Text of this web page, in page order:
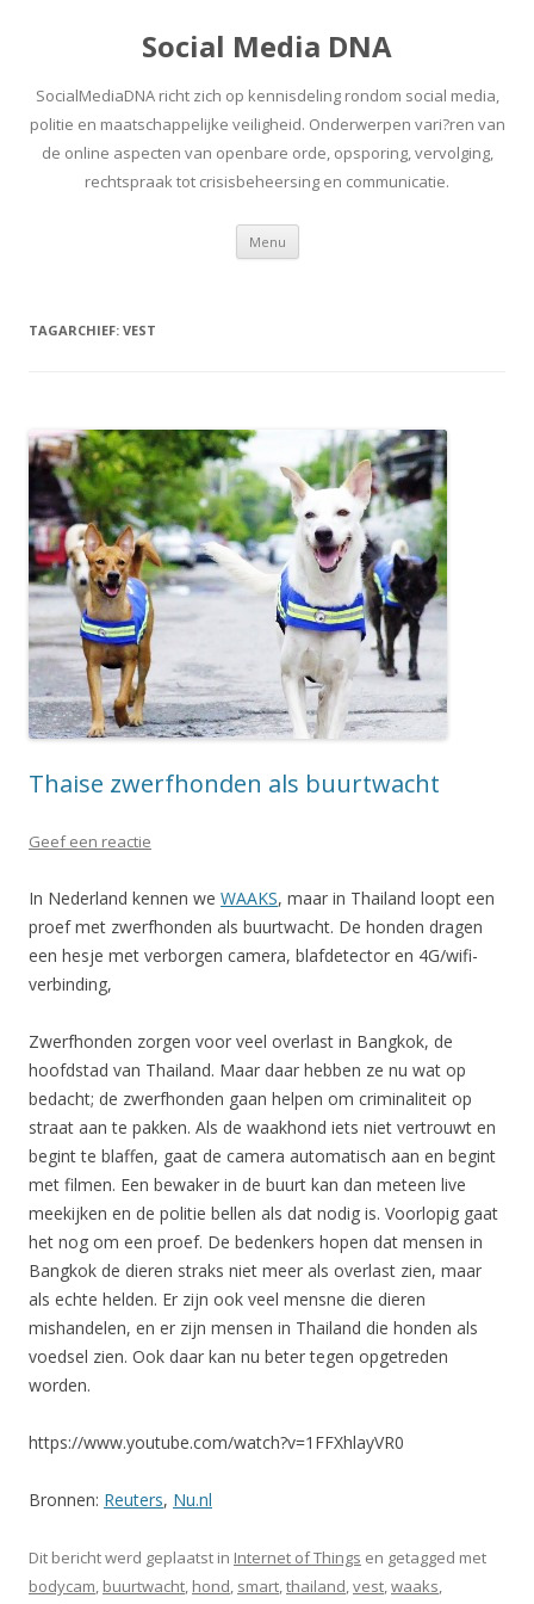
Social Media DNA
SocialMediaDNA richt zich op kennisdeling rondom social media,
politie en maatschappelijke veiligheid. Onderwerpen vari?ren van
de online aspecten van openbare orde, opsporing, vervolging,
rechtspraak tot crisisbeheersing en communicatie.
Menu Spring
inhoud
TAGARCHIEF: VEST
Thaise zwerfhonden als buurtwacht
Geef een reactie
In Nederland kennen we WAAKS, maar in Thailand loopt een
proef met zwerfhonden als buurtwacht. De honden dragen
een hesje met verborgen camera, blafdetector en 4G/wifi-
verbinding,
Zwerfhonden zorgen voor veel overlast in Bangkok, de
hoofdstad van Thailand. Maar daar hebben ze nu wat op
bedacht; de zwerfhonden gaan helpen om criminaliteit op
straat aan te pakken. Als de waakhond iets niet vertrouwt en
begint te blaffen, gaat de camera automatisch aan en begint
met filmen. Een bewaker in de buurt kan dan meteen live
meekijken en de politie bellen als dat nodig is. Voorlopig gaat
het nog om een proef. De bedenkers hopen dat mensen in
Bangkok de dieren straks niet meer als overlast zien, maar
als echte helden. Er zijn ook veel mensne die dieren
mishandelen, en er zijn mensen in Thailand die honden als
voedsel zien. Ook daar kan nu beter tegen opgetreden
worden.
https://www.youtube.com/watch?v=1FFXhlayVR0
Bronnen: Reuters, Nu.nl
Dit bericht werd geplaatst in Internet of Things en getagged met
bodycam, buurtwacht, hond, smart,thailand,vest,waaks,